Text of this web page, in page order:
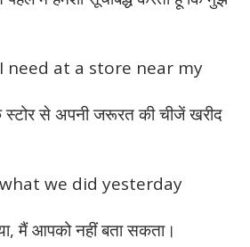
need at a store near my
से अपनी जरूरत की चीजें खरीद
we did yesterday
मैं आपको नहीं बता सकता।